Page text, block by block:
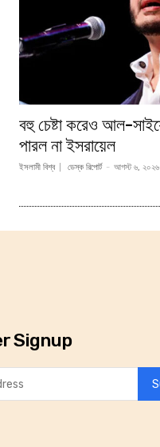
বহু চেষ্টা করেও আল-
পারল না ইসরায়েল
ইসলামী বিশ্ব ডেস্ক রিপোর্ট - আগস্ট ৬, ২০২৬
Signup